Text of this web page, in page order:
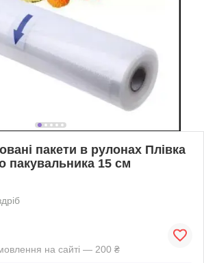
пакети в рулонах Плівка
пакувальника 15 см
на сайті — 200 ₴